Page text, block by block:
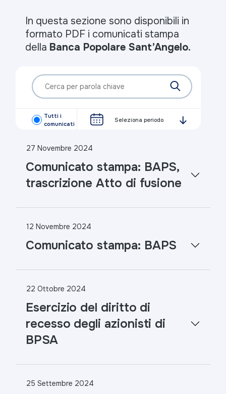
In questa sezione sono disponibili in
formato PDF i comunicati stampa
della Banca Popolare Sant’Angelo.
Tutti i
comunicati
Seleziona periodo
27 Novembre 2024
Comunicato stampa: BAPS,
trascrizione Atto di fusione
12 Novembre 2024
Comunicato stampa: BAPS
22 Ottobre 2024
Esercizio del diritto di
recesso degli azionisti di
BPSA
25 Settembre 2024